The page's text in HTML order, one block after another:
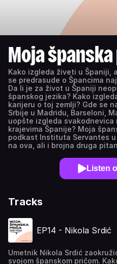
Moja
Kako izgleda živeti u Španiji,
se predrasude o Špancima
Da li je za život u Španiji
španskog jezika? Kako
karijeru o toj zemlji? Gde se
Srbije u Madridu, Barseloni,
uopšte izgleda
krajevima Španije? Moja
podkast Instituta Servantes
na ova, ali i brojna druga
Listen
Tracks
EP14 - Nikola Srdić
Umetnik Nikola Srdić
svojom španskom pričom.